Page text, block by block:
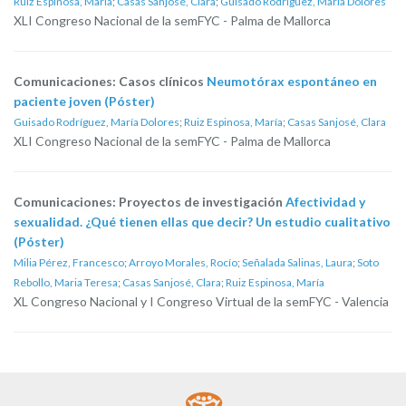
XLI Congreso Nacional de la semFYC - Palma de Mallorca
Comunicaciones: Casos clínicos Neumotórax espontáneo en
paciente joven (Póster)
Guisado Rodríguez, María Dolores; Ruiz Espinosa, María; Casas Sanjosé, Clara
XLI Congreso Nacional de la semFYC - Palma de Mallorca
Comunicaciones: Proyectos de investigación Afectividad y
sexualidad. ¿Qué tienen ellas que decir? Un estudio cualitativo
(Póster)
Milia Pérez, Francesco; Arroyo Morales, Rocío; Señalada Salinas, Laura; Soto
Rebollo, Maria Teresa; Casas Sanjosé, Clara; Ruiz Espinosa, María
XL Congreso Nacional y I Congreso Virtual de la semFYC - Valencia